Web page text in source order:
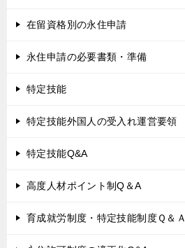
在留資格別の永住申請
永住申請の必要書類・準備
特定技能
特定技能外国人の受入れ運営要領
特定技能Q&A
高度人材ポイント制Q＆A
育成就労制度・特定技能制度Ｑ＆Ａ